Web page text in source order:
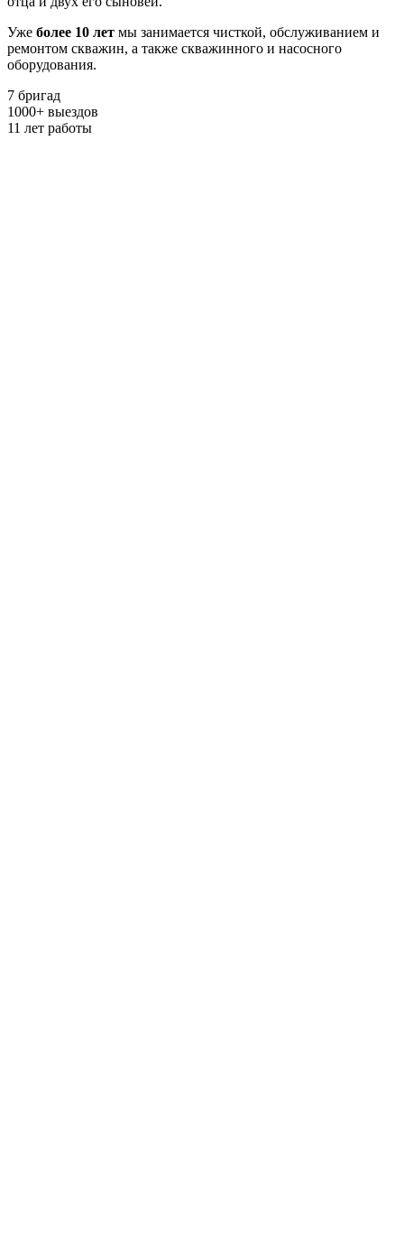
Уже более 10 лет мы занимается чисткой, обслуживанием и
ремонтом скважин, а также скважинного и насосного
оборудования.
7 бригад
1000+ выездов
11 лет работы